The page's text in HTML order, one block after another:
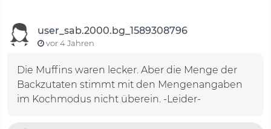
user_sab.2000.bg_1589308796
vor 4 Jahren
Die Muffins waren lecker. Aber die Menge der
Backzutaten stimmt mit den Mengenangaben
im Kochmodus nicht überein. -Leider-